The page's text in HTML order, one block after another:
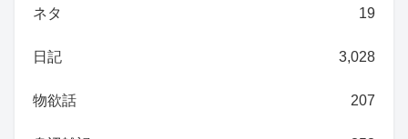
ネタ 19
日記 3,028
物欲話 207